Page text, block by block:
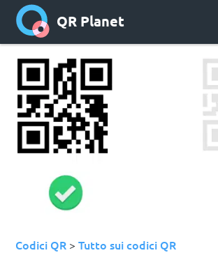
QR Planet
Codici QR >Tutto sui codici QR